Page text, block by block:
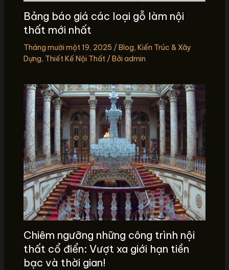
Bảng báo giá các loại gỗ làm nội
thất mới nhất
Tháng mười một 19, 2025 /Blog, Kiến Trúc & Xây
Dựng, Thiết Kế Nội Thất/ Bởi admin
Chiêm ngưỡng những công trình nội
thất cổ điển: Vượt xa giới hạn tiền
bạc và thời gian!